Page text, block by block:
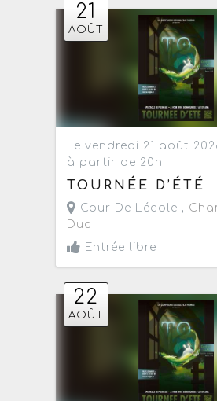
21
AOÛT
Le vendredi 21 août
à partir de 20h
TOURNÉE D’ÉTÉ
Cour De L'école ,
Duc
Entrée libre
22
AOÛT